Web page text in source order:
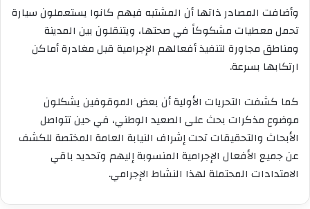
وأضافت المصادر ذاتها أن المشتبه فيهم كانوا يستعملون سيارة
تحمل معطيات مشكوكاً في صحتها، ويتنقلون بين المدينة
ومناطق مجاورة لتنفيذ أفعالهم الإجرامية قبل مغادرة أماكن
ارتكابها بسرعة.
كما كشفت التحريات الأولية أن بعض الموقوفين يشكلون
موضوع مذكرات بحث على الصعيد الوطني، في حين تتواصل
الأبحاث والتحقيقات تحت إشراف النيابة العامة المختصة للكشف
عن جميع الأفعال الإجرامية المنسوبة إليهم وتحديد باقي
الامتدادات المحتملة لهذا النشاط الإجرامي.